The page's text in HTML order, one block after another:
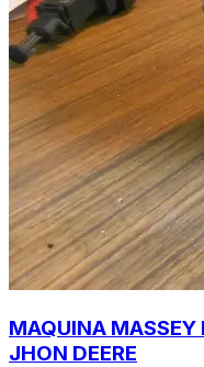
MAQUINA MASSEY
JHON DEERE